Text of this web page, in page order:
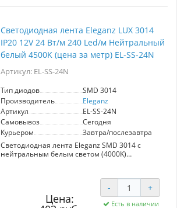
стоимости, позволяя создать атмосферу уюта
и стиля в вашем пространстве.
Светодиодная лента Eleganz LUX 3014
IP20 12V 24 Вт/м 240 Led/м Нейтральный
белый 4500K (цена за метр) EL-SS-24N
Артикул: EL-SS-24N
Тип диодов
SMD 3014
Производитель
Eleganz
Артикул
EL-SS-24N
Самовывоз
Сегодня
Курьером
Завтра/послезавтра
Светодиодная лента Eleganz SMD 3014 с
нейтральным белым светом (4000K)
1200 диодов на метр обеспечивают яркость и
равномерное освещение. Работает на
напряжении 12 В и имеет степень защиты
Цена:
- +
Есть в наличии